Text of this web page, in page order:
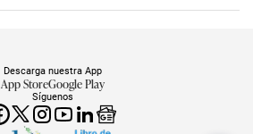
Síguenos
Descarga nuestra App
App StoreGoogle Play